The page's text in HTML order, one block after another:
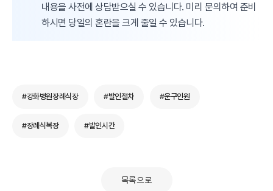
내용을 사전에 상담받으실 수 있습니다. 미리 문의하여 준비
하시면 당일의 혼란을 크게 줄일 수 있습니다.
#강화병원장례식장 #발인절차 #운구인원
#장례식복장 #발인시간
목록으로